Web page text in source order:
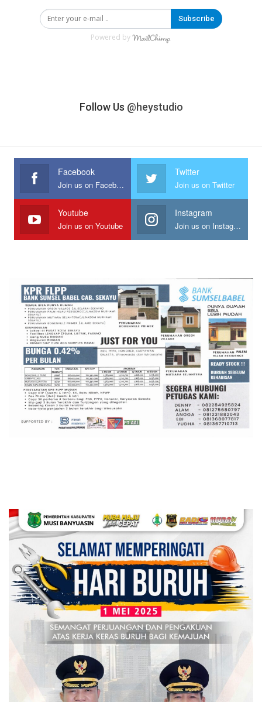
Subscribe
Powered by
Follow Us @heystudio
Facebook
Join us on Facebook
Twitter
Join us on Twitter
Youtube
Join us on Youtube
Instagram
Join us on Instagram